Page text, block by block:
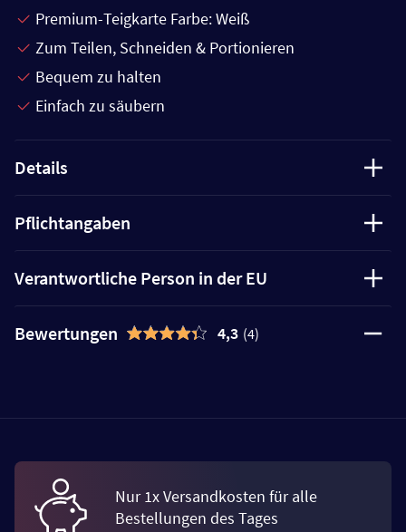
Premium-Teigkarte Farbe: Weiß
Zum Teilen, Schneiden & Portionieren
Bequem zu halten
Einfach zu säubern
Details
Pflichtangaben
Verantwortliche Person in der EU
Bewertungen 4,3 (4)
Nur 1x Versandkosten für alle
Bestellungen des Tages